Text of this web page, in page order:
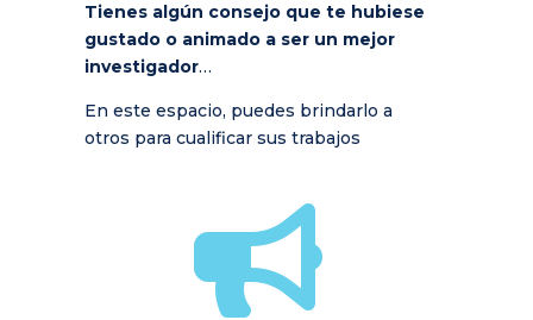
Tienes algún consejo que te hubiese
gustado o animado a ser un mejor
investigador…
En este espacio, puedes brindarlo a
otros para cualificar sus trabajos
